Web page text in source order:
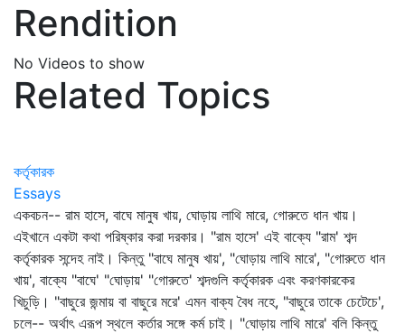
Rendition
No Videos to show
Related Topics
কর্তৃকারক
Essays
একবচন-- রাম হাসে, বাঘে মানুষ খায়, ঘোড়ায় লাথি মারে, গোরুতে ধান খায়।
এইখানে একটা কথা পরিষ্কার করা দরকার। "রাম হাসে' এই বাক্যে "রাম' শব্দ
কর্তৃকারক সন্দেহ নাই। কিন্তু "বাঘে মানুষ খায়', "ঘোড়ায় লাথি মারে', "গোরুতে ধান
খায়', বাক্যে "বাঘে' "ঘোড়ায়' "গোরুতে' শব্দগুলি কর্তৃকারক এবং করণকারকের
খিচুড়ি। "বাছুরে জন্মায় বা বাছুরে মরে' এমন বাক্য বৈধ নহে, "বাছুরে তাকে চেটেচে',
চলে-- অর্থাৎ এরূপ স্থলে কর্তার সঙ্গে কর্ম চাই। "ঘোড়ায় লাথি মারে' বলি কিন্তু